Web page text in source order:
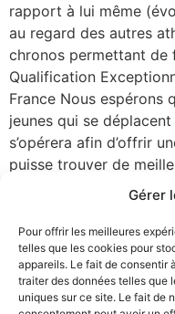
Gérer
Pour offrir les meilleures
telles que les cookies pour
appareils. Le fait de consentir
traiter des données telles que
uniques sur ce site. Le fait de
rapport à lui même
au regard des autres
chronos permettant de
Qualification
France Nous espérons
jeunes qui se
s’opérera afin d’offrir
puisse trouver de
bon chronomètre.
de permettre de faire
à une semaine des
qui auront lieu à
de 8 lignes d’eau au
fera par des critères et